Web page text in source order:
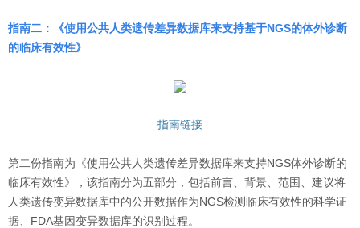
指南二：《使用公共人类遗传差异数据库来支持基于NGS的体外诊断
的临床有效性》
指南链接
第二份指南为《使用公共人类遗传差异数据库来支持NGS体外诊断的
临床有效性》，该指南分为五部分，包括前言、背景、范围、建议将
人类遗传变异数据库中的公开数据作为NGS检测临床有效性的科学证
据、FDA基因变异数据库的识别过程。